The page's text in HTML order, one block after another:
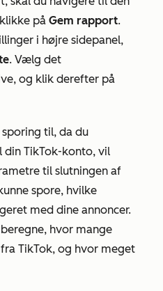
på Gem rapport.
i højre sidepanel,
. Vælg det
og klik derefter på
til, da du
TikTok-konto, vil
til slutningen af
spore, hvilke
med dine annoncer.
hvor mange
TikTok, og hvor meget